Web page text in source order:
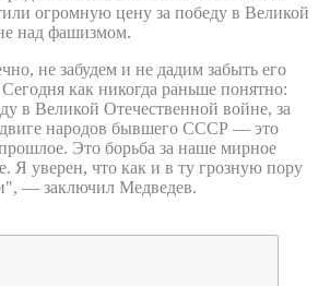
огромную цену за победу в Великой
над фашизмом.
не забудем и не дадим забыть его
Сегодня как никогда раньше понятно:
в Великой Отечественной войне, за
народов бывшего СССР — это
Это борьба за наше мирное
Я уверен, что как и в ту грозную пору
— заключил Медведев.